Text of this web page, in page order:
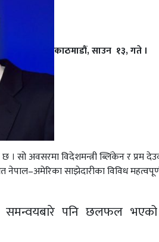
काठमाडौं, साउन १३, गते ।
छ । सो अवसरमा विदेशमन्त्री ब्लिंकेन र प्रम
नेपाल–अमेरिका साझेदारीका विविध
समन्वयबारे पनि छलफल भएको